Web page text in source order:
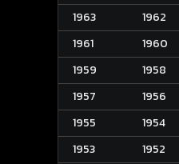
1963
1962
1961
1960
1959
1958
1957
1956
1955
1954
1953
1952